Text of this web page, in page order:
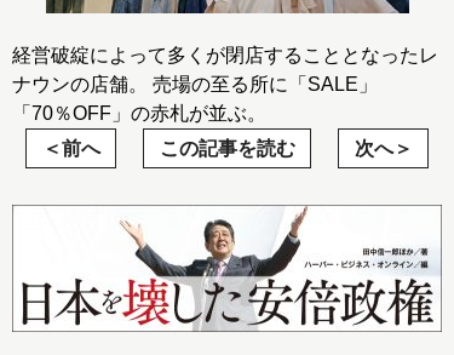
経営破綻によって多くが閉店することとなったレ
ナウンの店舗。 売場の至る所に「SALE」
「70％OFF」の赤札が並ぶ。
前へ
この記事を読む 次へ